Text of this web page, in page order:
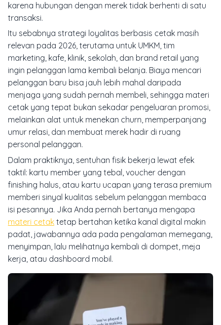
karena hubungan dengan merek tidak berhenti di satu
transaksi.
Itu sebabnya strategi loyalitas berbasis cetak masih
relevan pada 2026, terutama untuk UMKM, tim
marketing, kafe, klinik, sekolah, dan brand retail yang
ingin pelanggan lama kembali belanja. Biaya mencari
pelanggan baru bisa jauh lebih mahal daripada
menjaga yang sudah pernah membeli, sehingga materi
cetak yang tepat bukan sekadar pengeluaran promosi,
melainkan alat untuk menekan churn, memperpanjang
umur relasi, dan membuat merek hadir di ruang
personal pelanggan.
Dalam praktiknya, sentuhan fisik bekerja lewat efek
taktil: kartu member yang tebal, voucher dengan
finishing halus, atau kartu ucapan yang terasa premium
memberi sinyal kualitas sebelum pelanggan membaca
isi pesannya. Jika Anda pernah bertanya mengapa
materi cetak tetap bertahan ketika kanal digital makin
padat, jawabannya ada pada pengalaman memegang,
menyimpan, lalu melihatnya kembali di dompet, meja
kerja, atau dashboard mobil.